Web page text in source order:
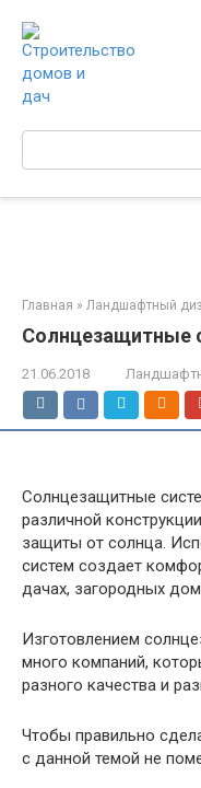
контенту
Главная » Ландшафтный
Солнцезащитные
21.06.2018
Солнцезащитные
различной
защиты от солнца.
систем создает
дачах, загородных
Изготовлением
много компаний,
разного качества и
Чтобы правильно
с данной темой не